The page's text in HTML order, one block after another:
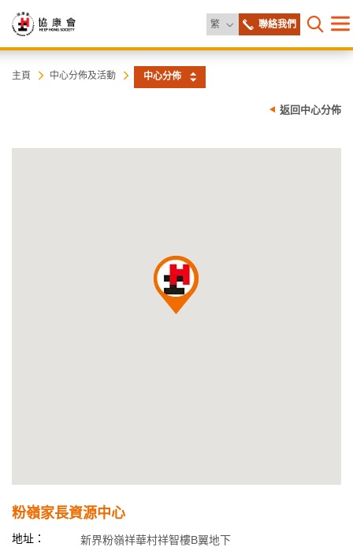
繁 更改語言聯絡我們
打開目
協
會
主頁 中心分佈及活動 中心分佈
返回中心分佈
粉嶺家長資源中心
地址：
新界粉嶺祥華村祥智樓B翼地下